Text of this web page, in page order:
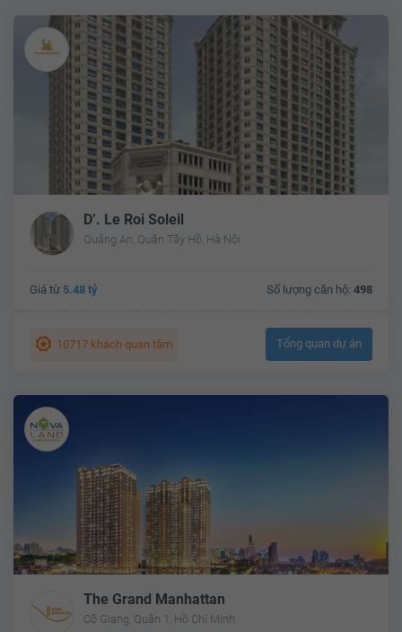
D’. Le Roi Soleil
Quảng An, Quận Tây Hồ, Hà Nội
Giá từ 5.48 tỷ Số lượng căn hộ: 498
10717 khách quan tâm Tổng quan dự án
The Grand Manhattan
Cô Giang, Quận 1, Hồ Chí Minh